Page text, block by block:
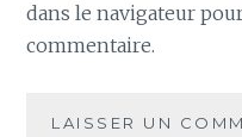
dans le navigateur
commentaire.